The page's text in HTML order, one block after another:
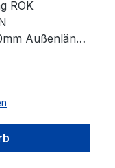
ROK
Außenlänge
Zugstrang